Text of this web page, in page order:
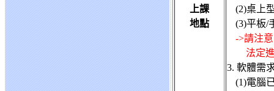
上課
地點
(2)桌上
(3)平板/
->請注
法定
3. 軟體需
(1)電腦